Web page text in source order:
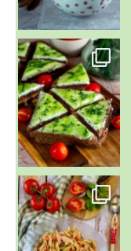
~ SALADE DE PÂTES AUX DEUX TOMATES THON ET BURRA